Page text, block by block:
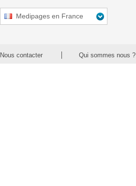
Medipages en France
Nous contacter Qui sommes nous ?